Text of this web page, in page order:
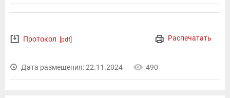
Распечатать
Протокол [pdf]
Дата размещения: 22.11.2024 490